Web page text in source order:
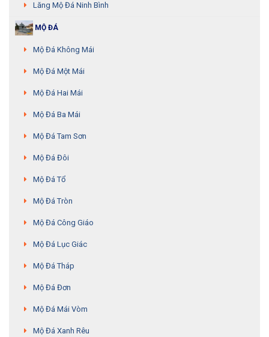
Lăng Mộ Đá Ninh Bình
MỘ ĐÁ
Mộ Đá Không Mái
Mộ Đá Một Mái
Mộ Đá Hai Mái
Mộ Đá Ba Mái
Mộ Đá Tam Sơn
Mộ Đá Đôi
Mộ Đá Tổ
Mộ Đá Tròn
Mộ Đá Công Giáo
Mộ Đá Lục Giác
Mộ Đá Tháp
Mộ Đá Đơn
Mộ Đá Mái Vòm
Mộ Đá Xanh Rêu